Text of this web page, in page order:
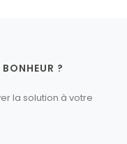
?
la solution à votre